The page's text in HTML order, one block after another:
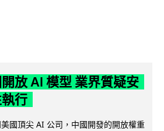
放 AI 模型 業界質疑安
行
國頂尖 AI 公司，中國開發的開放權重